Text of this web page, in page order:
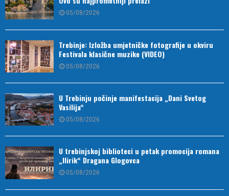
05/08/2026
Trebinje: Izložba umjetničke fotografije u okviru
Festivala klasične muzike (VIDEO)
05/08/2026
U Trebinju počinje manifestacija „Dani Svetog
Vasilija“
05/08/2026
U trebinjskoj biblioteci u petak promocija romana
„Ilirik“ Dragana Glogovca
05/08/2026